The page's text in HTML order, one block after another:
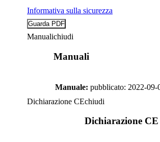
Informativa sulla sicurezza
Manualichiudi
Manuali
Manuale: pubblicato: 2022-09-
Dichiarazione CEchiudi
Dichiarazione CE